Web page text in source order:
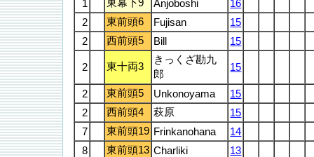
1 東幕下9 Anjoboshi
16
2
東前頭6 Fujisan
15
2
西前頭5 Bill 15
2 東十両3
きっくざ勘九
郎
15
2 東前頭5 Unkonoyama
15
2
西前頭4 萩原
15
7
東前頭19 Frinkanohana
14
8
東前頭13 Charliki
13